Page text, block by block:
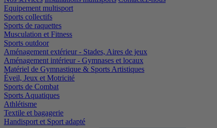
Equipement multisport
Sports collectifs
Sports de raquettes
Musculation et Fitness
Sports outdoor
Aménagement extérieur - Stades, Aires de jeux
Aménagement intérieur - Gymnases et locaux
Matériel de Gymnastique & Sports Artistiques
Éveil, Jeux et Motricité
Sports de Combat
Sports Aquatiques
Athlétisme
Textile et bagagerie
Handisport et Sport adapté